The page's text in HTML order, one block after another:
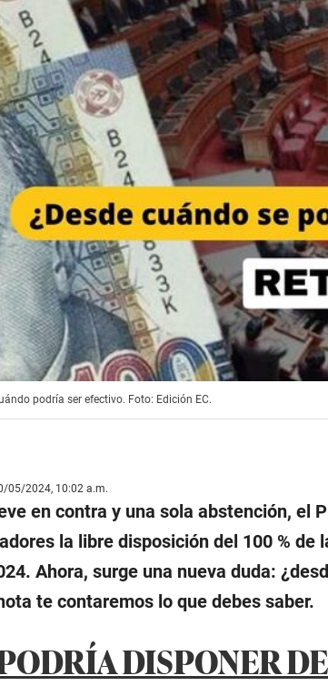
podría ser efectivo. Foto: Edición EC.
05/2024, 10:02 a.m.
en contra y una sola abstención, el
la libre disposición del 100 % de
Ahora, surge una nueva duda:
te contaremos lo que debes saber.
DISPONER